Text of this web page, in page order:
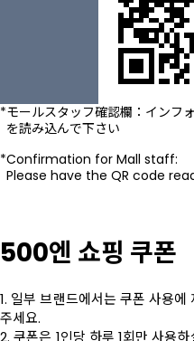
500엔 쇼핑 쿠폰
1. 일부 브랜드에서는 쿠폰 사용
주세요.
2. 쿠폰은 1인당 하루 1회만 사용
モールスタッフ確認欄：インフ
を読み込んで下さい
Confirmation for Mall staff:
Please have the QR code